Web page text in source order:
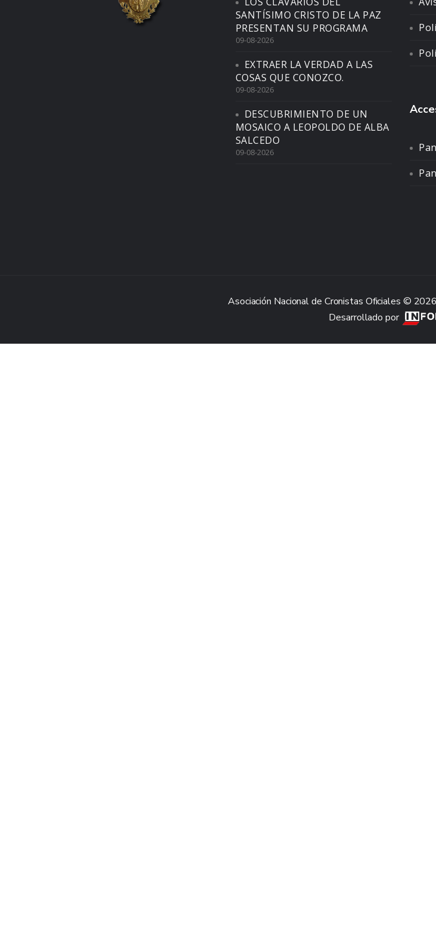
SANTÍSIMO CRISTO DE LA PAZ
PRESENTAN SU PROGRAMA
09-08-2026
EXTRAER LA VERDAD A LAS
COSAS QUE CONOZCO.
09-08-2026
DESCUBRIMIENTO DE UN
MOSAICO A LEOPOLDO DE ALBA
SALCEDO
09-08-2026
Asociación Nacional de Cronistas Oficiales ©
Desarrollado por